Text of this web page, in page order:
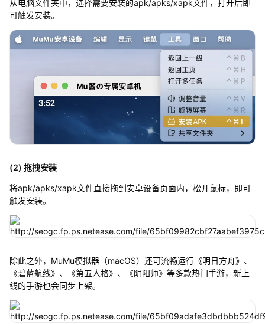
从电脑文件夹中，选择需要安装的apk/apks/xapk文件，打开后即
可触发安装。
(2) 拖拽安装
将apk/apks/xapk文件直接拖到安卓设备页面内，松开鼠标，即可
触发安装。
除此之外，MuMu模拟器（macOS）还可流畅运行《明日方舟》、
《碧蓝航线》、《第五人格》、《阴阳师》等多款热门手游，新上
线的手游也会同步上架。